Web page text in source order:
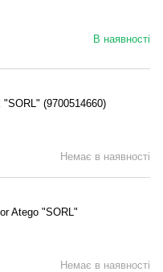
В наявності
(9700514660)
Немає в наявності
Atego "SORL"
Немає в наявності